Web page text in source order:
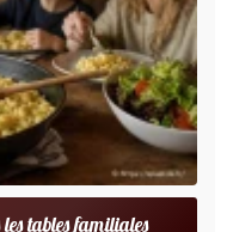
tables familiales